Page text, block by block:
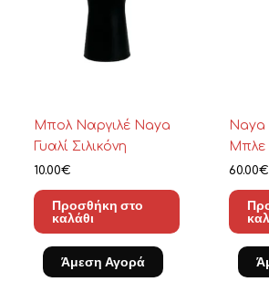
Μπολ Ναργιλέ Naya
Γυαλί Σιλικόνη
10.00€
Προσθήκη στο
καλάθι
Άμεση Αγορά
Naya
Μπλε
60.00€